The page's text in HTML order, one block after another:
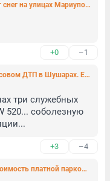
Петербургские коммунальщики убирают снег на улицах Мариуполя
+0 –1
Умер полицейский, пострадавший в массовом ДТП в Шушарах. Его коллега в тяжёлом состоянии
три служебных
520... соболезную
+3 –4
В Петербурге повысят максимальную стоимость платной парковки